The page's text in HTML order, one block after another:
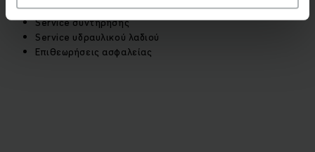
Full Service
Service συντήρησης
Service υδραυλικού λαδιού
Επιθεωρήσεις ασφαλείας